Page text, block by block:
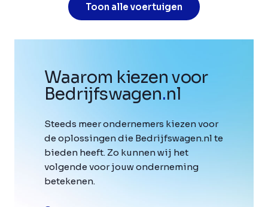
Toon alle voertuigen
Waarom kiezen voor
Bedrijfswagen.nl
Steeds meer ondernemers kiezen voor
de oplossingen die Bedrijfswagen.nl te
bieden heeft. Zo kunnen wij het
volgende voor jouw onderneming
betekenen.